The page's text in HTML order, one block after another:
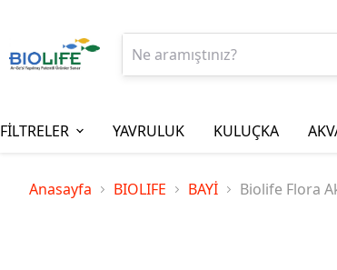
FİLTRELER YAVRULUK KULUÇKA
Anasayfa BIOLIFE BAYİ Biolife Flora